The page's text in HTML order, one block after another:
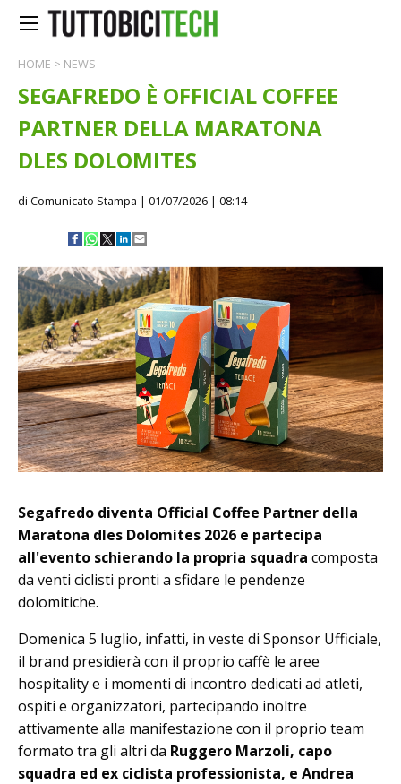
HOME > NEWS
SEGAFREDO È OFFICIAL COFFEE
PARTNER DELLA MARATONA
DLES DOLOMITES
di Comunicato Stampa | 01/07/2026 | 08:14
Segafredo diventa Official Coffee Partner della
Maratona dles Dolomites 2026 e partecipa
all'evento schierando la propria squadra composta
da venti ciclisti pronti a sfidare le pendenze
dolomitiche.
Domenica 5 luglio, infatti, in veste di Sponsor Ufficiale,
il brand presidierà con il proprio caffè le aree
hospitality e i momenti di incontro dedicati ad atleti,
ospiti e organizzatori, partecipando inoltre
attivamente alla manifestazione con il proprio team
formato tra gli altri da Ruggero Marzoli, capo
squadra ed ex ciclista professionista, e Andrea